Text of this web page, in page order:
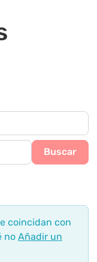
Buscar
coincidan con
no Añadir un